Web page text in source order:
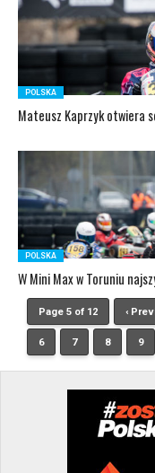
POLSKA
Mateusz Kaprzyk otwiera
POLSKA
W Mini Max w Toruniu
Page 5 of 12 ‹
6 7 8 9